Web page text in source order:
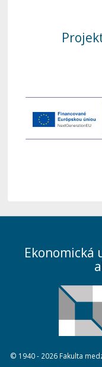
Ekonomická
© 1940 - 2026 Fakulta